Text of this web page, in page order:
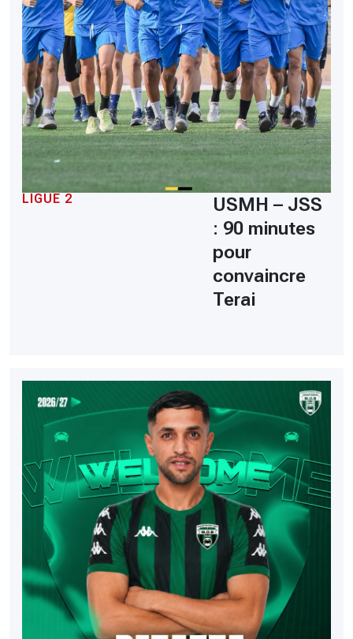
LIGUE 2
USMH – JSS
: 90 minutes
pour
convaincre
Terai